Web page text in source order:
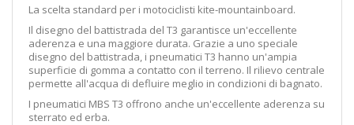
La scelta standard per i motociclisti kite-mountainboard.
Il disegno del battistrada del T3 garantisce un'eccellente
aderenza e una maggiore durata. Grazie a uno speciale
disegno del battistrada, i pneumatici T3 hanno un'ampia
superficie di gomma a contatto con il terreno. Il rilievo centrale
permette all'acqua di defluire meglio in condizioni di bagnato.
I pneumatici MBS T3 offrono anche un'eccellente aderenza su
sterrato ed erba.